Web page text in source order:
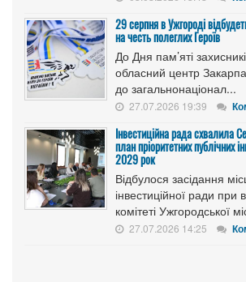
29 серпня в Ужгороді
на честь полеглих Героїв
До Дня пам’яті
обласний центр
до загальнонаціонал...
27.07.2026 19:39
Інвестиційна рада схвалила
план пріоритетних публічних
2029 рок
Відбулося засідання
інвестиційної ради при
комітеті Ужгородської
27.07.2026 14:25